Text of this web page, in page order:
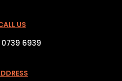
US
0739 6939